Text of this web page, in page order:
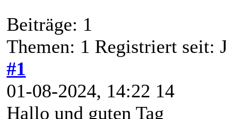
Beiträge: 1
Themen: 1 Registriert seit:
#1
01-08-2024, 14:22 14
Hallo und guten Tag